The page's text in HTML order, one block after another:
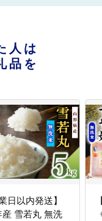
人は
品を
日以内発送】
産 雪若丸 無洗